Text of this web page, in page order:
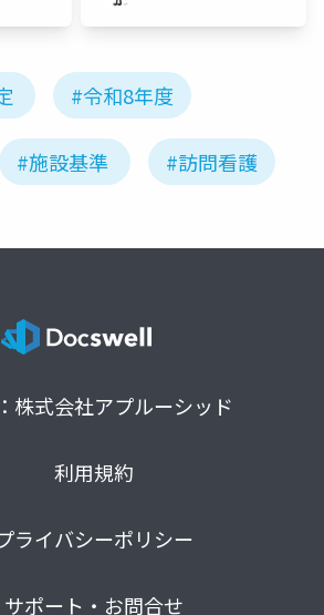
#令和8年度
#施設基準 #訪問看護
株式会社アプルーシッド
利用規約
ライバシーポリシー
サポート・お問合せ